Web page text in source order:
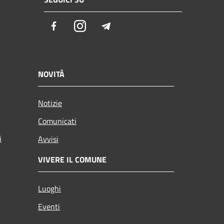
FacebookInstagram
NOVITÀ
Notizie
Comunicati
Avvisi
VIVERE IL COMUNE
Luoghi
Eventi